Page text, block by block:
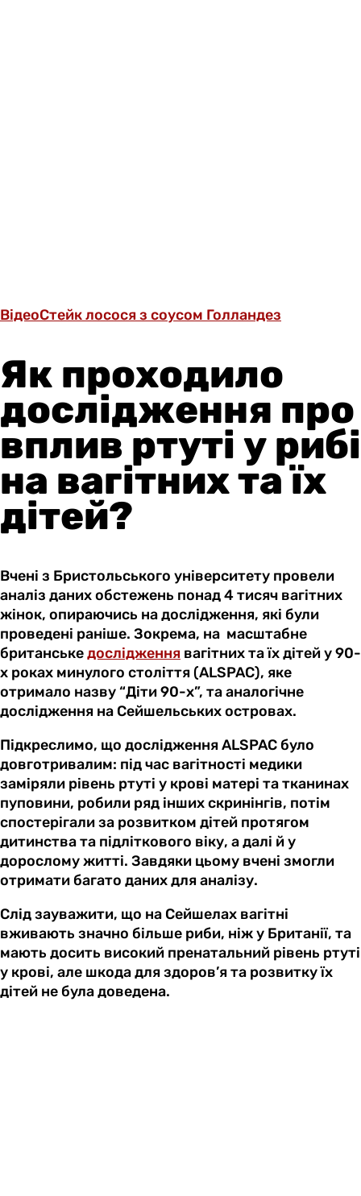
ВідеоСтейк лосося з соусом Голландез
Як проходило
дослідження про
вплив ртуті у рибі
на вагітних та їх
дітей?
Вчені з Бристольського університету провели
аналіз даних обстежень понад 4 тисяч вагітних
жінок, опираючись на дослідження, які були
проведені раніше. Зокрема, на масштабне
британськедослідження вагітних та їх дітей у 90-
х роках минулого століття (ALSPAC), яке
отримало назву “Діти 90-х”, та аналогічне
дослідження на Сейшельських островах.
Підкреслимо, що дослідження ALSPAC було
довготривалим: під час вагітності медики
заміряли рівень ртуті у крові матері та тканинах
пуповини, робили ряд інших скринінгів, потім
спостерігали за розвитком дітей протягом
дитинства та підліткового віку, а далі й у
дорослому житті. Завдяки цьому вчені змогли
отримати багато даних для аналізу.
Слід зауважити, що на Сейшелах вагітні
вживають значно більше риби, ніж у Британії, та
мають досить високий пренатальний рівень ртуті
у крові, але шкода для здоров’я та розвитку їх
дітей не була доведена.